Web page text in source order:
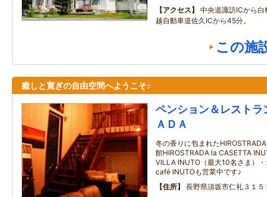
アクセス
中央道諏訪ICから
越自動車道佐久ICから45分。
この施
癒しと寛ぎの自由空間へようこそ♪
ペンション＆レストラ
ＡＤＡ
冬の香りに包まれた
館HIROSTRADA la CASETTA
VILLA INUTO（最大10名さま）
café INUTOも営業中です♪
住所
長野県須坂市仁礼３１５